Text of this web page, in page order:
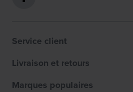
Service client
Livraison et retours
Marques populaires